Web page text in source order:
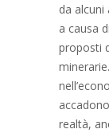
da alcuni
a causa
proposti
realtà,